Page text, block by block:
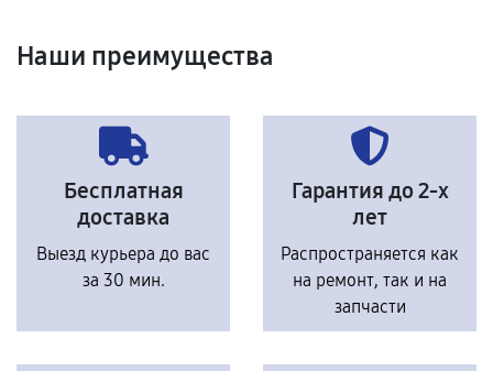
Наши преимущества
Бесплатная
доставка
Выезд курьера до вас
за 30 мин.
Гарантия до 2-х
лет
Распространяется как
на ремонт, так и на
запчасти